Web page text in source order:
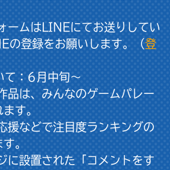
ームはLINEにてお送りしてい
の登録をお願いします。（登
：6月中旬～
品は、みんなのゲームパレー
す。
援などで注目度ランキングの
。
に設置された「コメントをす